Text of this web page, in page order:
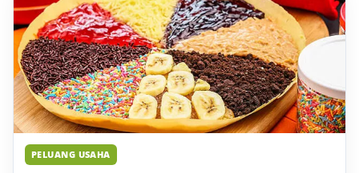
PELUANG USAHA